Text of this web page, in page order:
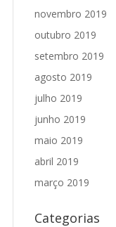
novembro 2019
outubro 2019
setembro 2019
agosto 2019
julho 2019
junho 2019
maio 2019
abril 2019
março 2019
Categorias